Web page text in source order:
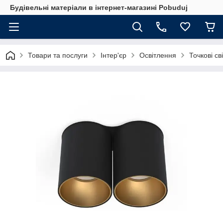
Будівельні матеріали в інтернет-магазині Pobuduj
Товари та послуги Інтер'єр Освітлення Точкові